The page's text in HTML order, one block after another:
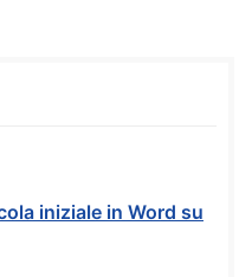
iniziale in Word su